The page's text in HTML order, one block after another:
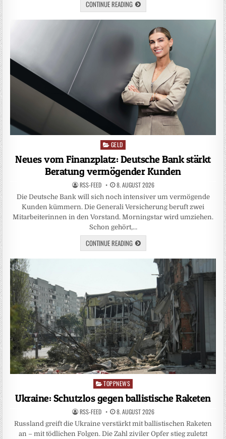
CONTINUE READING
Posted
in
GELD
Neues vom Finanzplatz: Deutsche Bank stärkt
Beratung vermögender Kunden
RSS-FEED 8. AUGUST 2026
Die Deutsche Bank will sich noch intensiver um vermögende
Kunden kümmern. Die Generali Versicherung beruft zwei
Mitarbeiterinnen in den Vorstand. Morningstar wird umziehen.
Schon gehört,…
CONTINUE READING
Posted
TOPPNEWS
Ukraine: Schutzlos gegen ballistische Raketen
RSS-FEED 8. AUGUST 2026
Russland greift die Ukraine verstärkt mit ballistischen Raketen
an – mit tödlichen Folgen. Die Zahl ziviler Opfer stieg zuletzt